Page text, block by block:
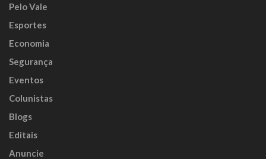
Pelo Vale
Esportes
Economia
Segurança
Eventos
Colunistas
Blogs
Editais
Anuncie